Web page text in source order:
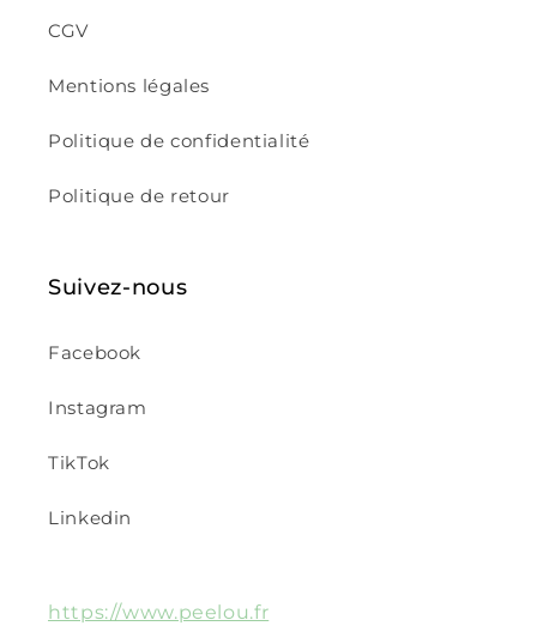
CGV
Mentions légales
Politique de confidentialité
Politique de retour
Suivez-nous
Facebook
Instagram
TikTok
Linkedin
https://www.peelou.fr